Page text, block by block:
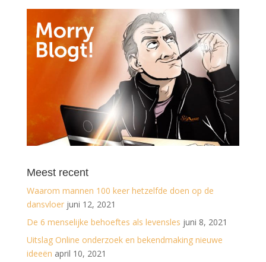
Meest recent
Waarom mannen 100 keer hetzelfde doen op de
dansvloer juni 12, 2021
De 6 menselijke behoeftes als levensles juni 8, 2021
Uitslag Online onderzoek en bekendmaking nieuwe
ideeën april 10, 2021